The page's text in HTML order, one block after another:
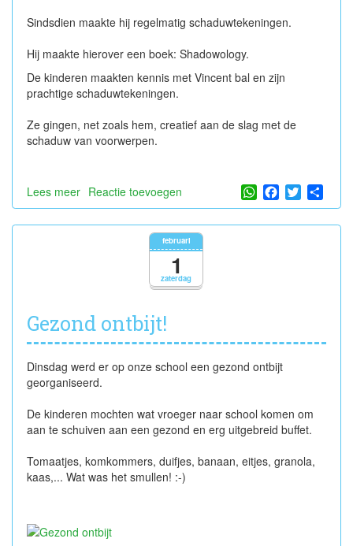
Sindsdien maakte hij regelmatig schaduwtekeningen.
Hij maakte hierover een boek: Shadowology.
De kinderen maakten kennis met Vincent bal en zijn
prachtige schaduwtekeningen.
Ze gingen, net zoals hem, creatief aan de slag met de
schaduw van voorwerpen.
Lees meer over
Schaduwtekeningen
Reactie toevoegen WhatsApp
Facebook
Twitter
zaterdag
februari
1
Gezond ontbijt!
Dinsdag werd er op onze school een gezond ontbijt
georganiseerd.
De kinderen mochten wat vroeger naar school komen om
aan te schuiven aan een gezond en erg uitgebreid buffet.
Tomaatjes, komkommers, duifjes, banaan, eitjes, granola,
kaas,... Wat was het smullen! :-)